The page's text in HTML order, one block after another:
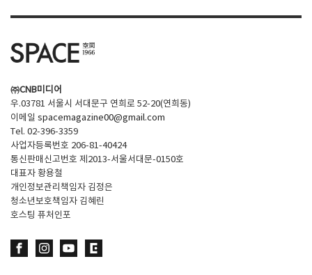
㈜CNB미디어
우.03781 서울시 서대문구 연희로 52-20(연희동)
이메일 spacemagazine00@gmail.com
Tel. 02-396-3359
사업자등록번호 206-81-40424
통신판매신고번호 제2013-서울서대문-0150호
대표자 황용철
개인정보관리책임자 김정은
청소년보호책임자 김혜린
호스팅 퓨처인포